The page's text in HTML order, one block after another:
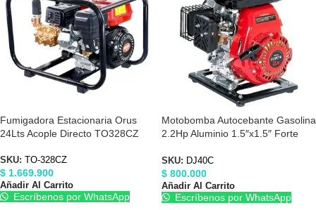
Fumigadora Estacionaria Orus
24Lts Acople Directo TO328CZ
SKU: TO-328CZ
$ 1.669.900
Añadir Al Carrito
Escríbenos por WhatsApp
Motobomba Autocebante Gasolina
2.2Hp Aluminio 1.5″x1.5″ Forte
SKU: DJ40C
$ 800.000
Añadir Al Carrito
Escríbenos por WhatsApp